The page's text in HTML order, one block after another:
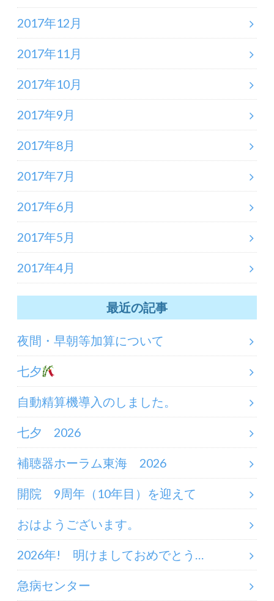
2017年12月
2017年11月
2017年10月
2017年9月
2017年8月
2017年7月
2017年6月
2017年5月
2017年4月
最近の記事
夜間・早朝等加算について
七夕
自動精算機導入のしました。
七夕 2026
補聴器ホーラム東海 2026
開院 9周年（10年目）を迎えて
おはようございます。
2026年! 明けましておめでとう…
急病センター